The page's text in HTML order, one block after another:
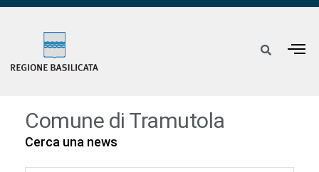
Comune di Tramutola
Cerca una news